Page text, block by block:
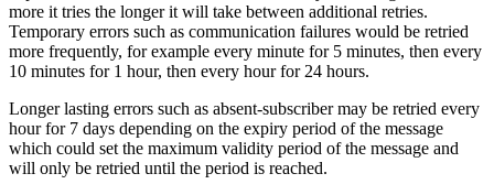
more it tries the longer it will take between additional retries.
Temporary errors such as communication failures would be retried
more frequently, for example every minute for 5 minutes, then every
10 minutes for 1 hour, then every hour for 24 hours.
Longer lasting errors such as absent-subscriber may be retried every
hour for 7 days depending on the expiry period of the message
which could set the maximum validity period of the message and
will only be retried until the period is reached.